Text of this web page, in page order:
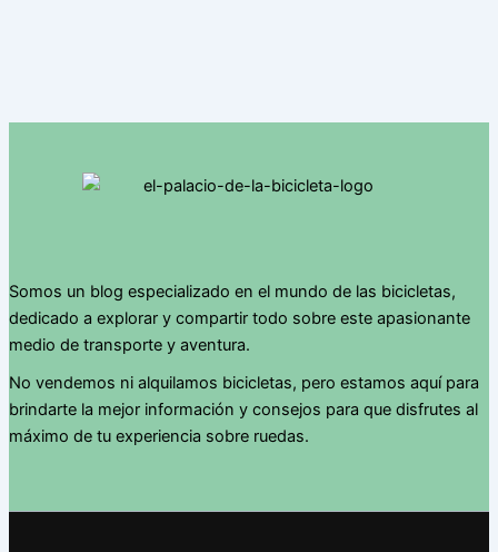
Somos un blog especializado en el mundo de las bicicletas,
dedicado a explorar y compartir todo sobre este apasionante
medio de transporte y aventura.
No vendemos ni alquilamos bicicletas, pero estamos aquí para
brindarte la mejor información y consejos para que disfrutes al
máximo de tu experiencia sobre ruedas.